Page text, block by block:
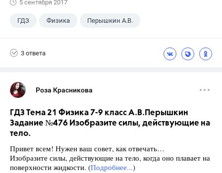
5 сентября 2017
ГДЗ Физика Перышкин А.В.
3 ответа
Роза Красникова
ГДЗ Тема 21 Физика 7-9 класс А.В.Перышкин
Задание №476 Изобразите силы, действующие на
тело.
Привет всем! Нужен ваш совет, как отвечать…
Изобразите силы, действующие на тело, когда оно плавает на
поверхности жидкости. (Подробнее...)